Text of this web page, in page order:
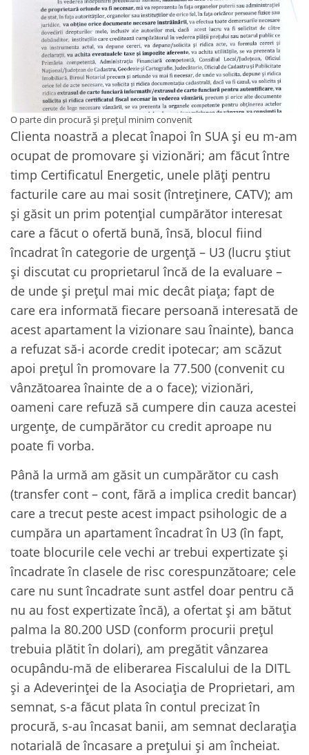
O parte din procură și prețul minim convenit
Clienta noastră a plecat înapoi în SUA și eu m-am
ocupat de promovare și vizionări; am făcut între
timp Certificatul Energetic, unele plăți pentru
facturile care au mai sosit (întreținere, CATV); am
și găsit un prim potențial cumpărător interesat
care a făcut o ofertă bună, însă, blocul fiind
încadrat în categorie de urgență – U3 (lucru știut
și discutat cu proprietarul încă de la evaluare –
de unde și prețul mai mic decât piața; fapt de
care era informată fiecare persoană interesată de
acest apartament la vizionare sau înainte), banca
a refuzat să-i acorde credit ipotecar; am scăzut
apoi prețul în promovare la 77.500 (convenit cu
vânzătoarea înainte de a o face); vizionări,
oameni care refuză să cumpere din cauza acestei
urgențe, de cumpărător cu credit aproape nu
poate fi vorba.
Până la urmă am găsit un cumpărător cu cash
(transfer cont – cont, fără a implica credit bancar)
care a trecut peste acest impact psihologic de a
cumpăra un apartament încadrat în U3 (în fapt,
toate blocurile cele vechi ar trebui expertizate și
încadrate în clasele de risc corespunzătoare; cele
care nu sunt încadrate sunt astfel doar pentru că
nu au fost expertizate încă), a ofertat și am bătut
palma la 80.200 USD (conform procurii prețul
trebuia plătit în dolari), am pregătit vânzarea
ocupându-mă de eliberarea Fiscalului de la DITL
și a Adeverinței de la Asociația de Proprietari, am
semnat, s-a făcut plata în contul precizat în
procură, s-au încasat banii, am semnat declarația
notarială de încasare a prețului și am încheiat.